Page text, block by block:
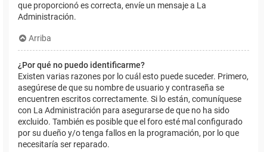
que proporcionó es correcta, envíe un mensaje a La
Administración.
Arriba
¿Por qué no puedo identificarme?
Existen varias razones por lo cuál esto puede suceder. Primero,
asegúrese de que su nombre de usuario y contraseña se
encuentren escritos correctamente. Si lo están, comuníquese
con La Administración para asegurarse de que no ha sido
excluido. También es posible que el foro esté mal configurado
por su dueño y/o tenga fallos en la programación, por lo que
necesitaría ser reparado.